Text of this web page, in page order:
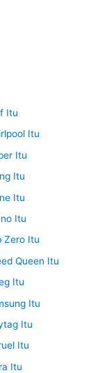
Itu
Itu
Itu
Itu
Itu
Itu
Zero Itu
Queen Itu
Itu
Itu
Itu
Itu
Itu